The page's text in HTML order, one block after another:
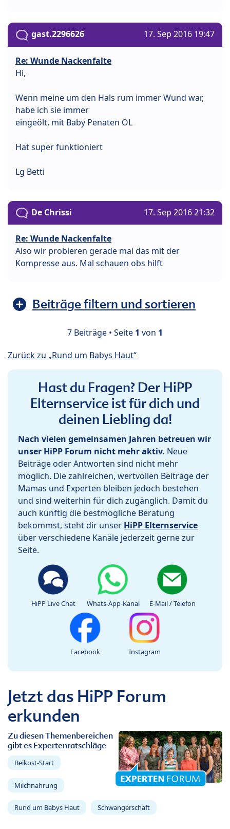
gast.2296626 17. Sep 2016 19:47
Re: Wunde Nackenfalte
Hi,
Wenn meine um den Hals rum immer Wund war,
habe ich sie immer
eingeölt, mit Baby Penaten ÖL
Hat super funktioniert
Lg Betti
De Chrissi 17. Sep 2016 21:32
Re: Wunde Nackenfalte
Also wir probieren gerade mal das mit der
Kompresse aus. Mal schauen obs hilft
Beiträge filtern und sortieren
7 Beiträge • Seite 1 von 1
Zurück zu „Rund um Babys Haut“
Hast du Fragen? Der HiPP
Elternservice ist für dich und
deinen Liebling da!
Nach vielen gemeinsamen Jahren betreuen wir
unser HiPP Forum nicht mehr aktiv. Neue
Beiträge oder Antworten sind nicht mehr
möglich. Die zahlreichen, wertvollen Beiträge der
Mamas und Experten bleiben jedoch bestehen
und sind weiterhin für dich zugänglich. Damit du
auch künftig die bestmögliche Beratung
bekommst, steht dir unser HiPP Elternservice
über verschiedene Kanäle jederzeit gerne zur
Seite.
HiPP Live Chat Whats-App-Kanal E-Mail / Telefon
Facebook Instagram
Jetzt das HiPP Forum
erkunden
Zu diesen Themenbereichen
gibt es Expertenratschläge
Beikost-Start
Milchnahrung
Rund um Babys Haut Schwangerschaft